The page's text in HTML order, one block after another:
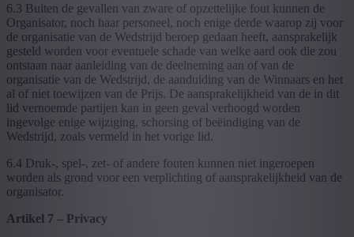
6.3 Buiten de gevallen van zware of opzettelijke fout kunnen de
Organisator, noch haar personeel, noch enige derde waarop zij voor
de organisatie van de Wedstrijd beroep gedaan heeft, aansprakelijk
gesteld worden voor eventuele schade van welke aard ook die zou
ontstaan naar aanleiding van de deelneming aan of van de
organisatie van de Wedstrijd, de aanduiding van de Winnaars en het
al of niet toewijzen van de Prijs. De aansprakelijkheid van de in dit
lid vernoemde partijen kan in geen geval verhoogd worden
ingevolge enige wijziging, schorsing of beëindiging van de
Wedstrijd, zoals vermeld in het vorige lid.
6.4 Druk-, spel-, zet- of andere fouten kunnen niet ingeroepen
worden als grond voor een verplichting of aansprakelijkheid van de
organisator.
Artikel 7 – Privacy